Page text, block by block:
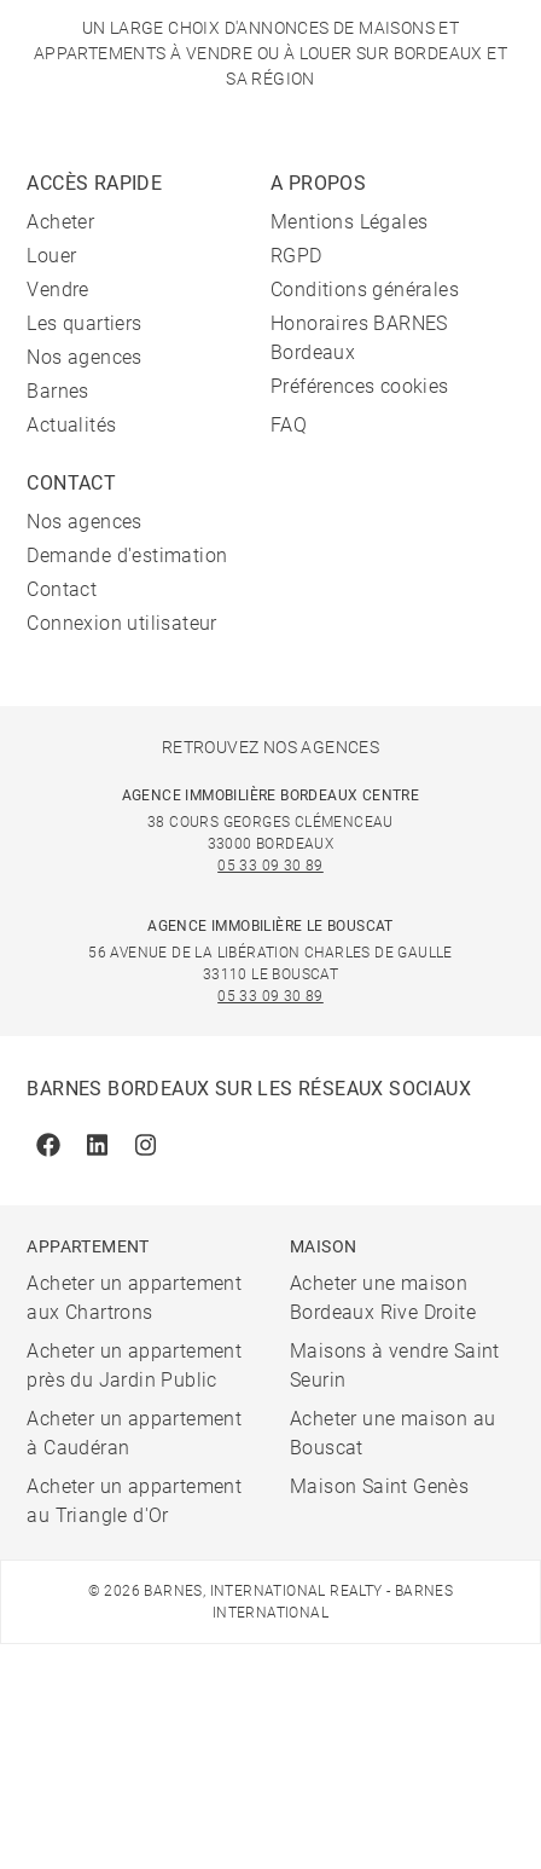
UN LARGE CHOIX D'ANNONCES DE MAISONS ET
APPARTEMENTS À VENDRE OU À LOUER SUR BORDEAUX ET
SA RÉGION
ACCÈS RAPIDE
Acheter
Louer
Vendre
Les quartiers
Nos agences
Barnes
Actualités
A PROPOS
Mentions Légales
RGPD
Conditions générales
Honoraires BARNES
Bordeaux
Préférences cookies
FAQ
CONTACT
Nos agences
Demande d'estimation
Contact
Connexion utilisateur
RETROUVEZ NOS AGENCES
AGENCE IMMOBILIÈRE BORDEAUX CENTRE
38 COURS GEORGES CLÉMENCEAU
33000 BORDEAUX
05 33 09 30 89
AGENCE IMMOBILIÈRE LE BOUSCAT
56 AVENUE DE LA LIBÉRATION CHARLES DE GAULLE
33110 LE BOUSCAT
05 33 09 30 89
BARNES BORDEAUX SUR LES RÉSEAUX SOCIAUX
FacebookLinkedinInstagram
APPARTEMENT
Acheter un appartement
aux Chartrons
Acheter un appartement
près du Jardin Public
Acheter un appartement
à Caudéran
Acheter un appartement
au Triangle d'Or
MAISON
Acheter une maison
Bordeaux Rive Droite
Maisons à vendre Saint
Seurin
Acheter une maison au
Bouscat
Maison Saint Genès
© 2026 BARNES, INTERNATIONAL REALTY - BARNES
INTERNATIONAL